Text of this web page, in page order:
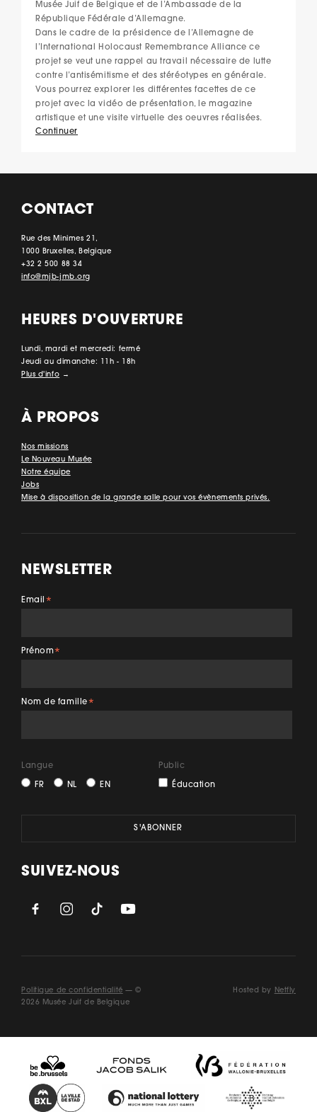
Musée Juif de Belgique et de l’Ambassade de la
République Fédérale d’Allemagne.
Dans le cadre de la présidence de l’Allemagne de
l’International Holocaust Remembrance Alliance ce
projet se veut une rappel au travail nécessaire de lutte
contre l’antisémitisme et des stéréotypes en générale.
Vous pourrez explorer les différentes facettes de ce
projet avec la vidéo de présentation, le magazine
artistique et une visite virtuelle des oeuvres réalisées.
Continuer
CONTACT
Rue des Minimes 21,
1000 Bruxelles, Belgique
+32 2 500 88 34
info@mjb-jmb.org
HEURES D'OUVERTURE
Lundi, mardi et mercredi: fermé
Jeudi au dimanche: 11h - 18h
Plus d'info →
À PROPOS
Nos missions
Le Nouveau Musée
Notre équipe
Jobs
Mise à disposition de la grande salle pour vos évènements privés.
NEWSLETTER
Email *
Prénom*
Nom de famille*
Langue
FR NL EN
Public
Éducation
SUIVEZ-NOUS
Politique de confidentialité — ©
2026 Musée Juif de Belgique
Hosted by Netfly